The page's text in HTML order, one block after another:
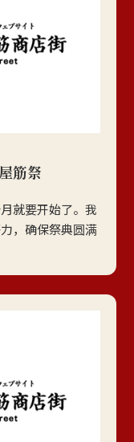
筋祭
就要开始了。我
，确保祭典圆满